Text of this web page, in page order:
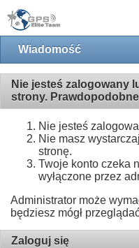
Wiadomość
Nie jesteś zalogowany
strony.
Nie jesteś
Nie masz
stronę.
Twoje konto czeka
wyłączone przez
Administrator może
będziesz mógł
Zaloguj się